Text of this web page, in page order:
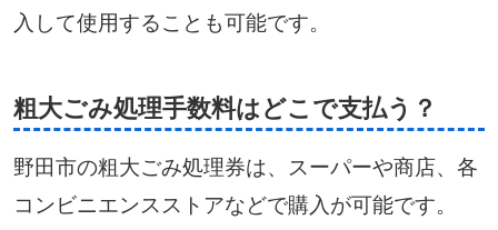
入して使用することも可能です。
粗大ごみ処理手数料はどこで支払う？
野田市の粗大ごみ処理券は、スーパーや商店、各
コンビニエンスストアなどで購入が可能です。